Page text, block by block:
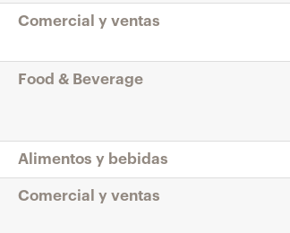
Comercial y ventas
Food & Beverage
Alimentos y bebidas
Comercial y ventas